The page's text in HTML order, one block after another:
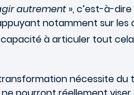
autrement », c’est-à-
notamment sur les
capacité à articuler tout
nécessite du